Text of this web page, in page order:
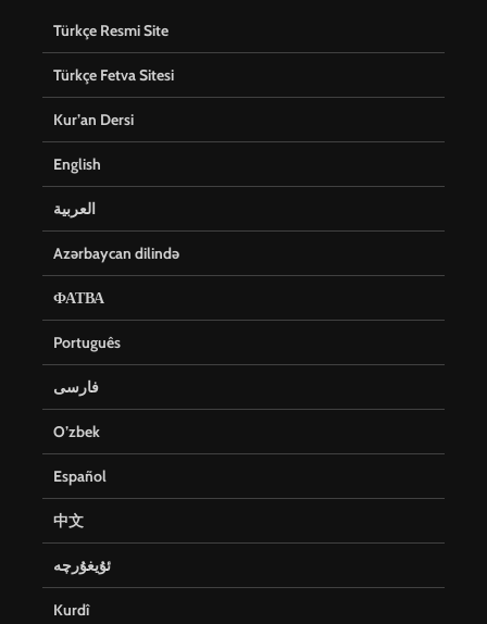
Türkçe Resmi Site
Türkçe Fetva Sitesi
Kur’an Dersi
English
العربية
Azərbaycan dilində
ФАТВА
Português
فارسی
O’zbek
Español
中文
ئۇيغۇرچە
Kurdî